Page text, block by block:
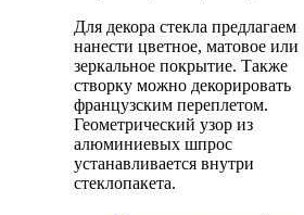
Для декора стекла предлагаем
нанести цветное, матовое или
зеркальное покрытие. Также
створку можно декорировать
французским переплетом.
Геометрический узор из
алюминиевых шпрос
устанавливается внутри
стеклопакета.